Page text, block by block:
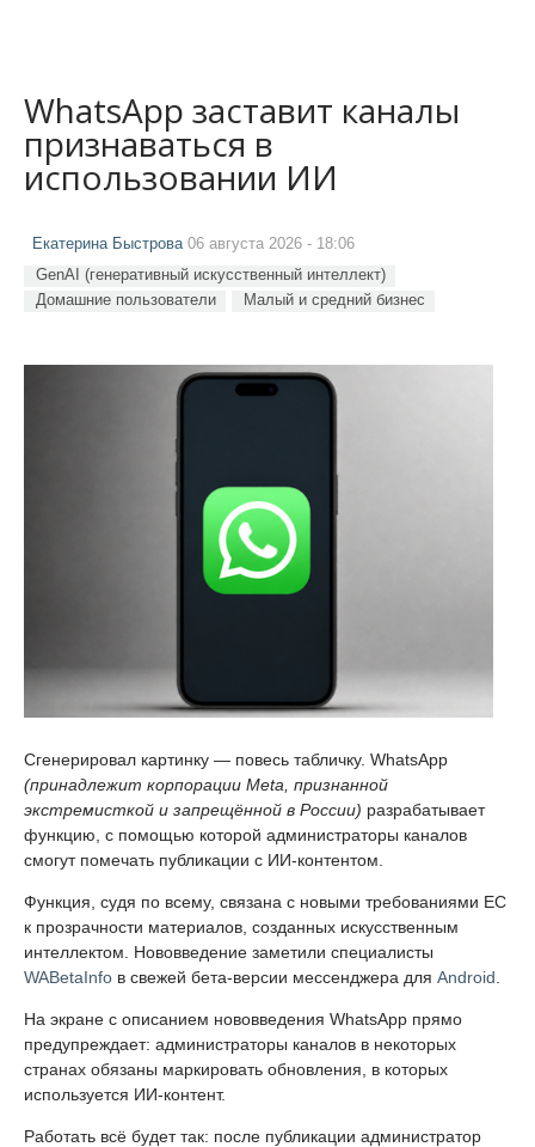
WhatsApp заставит каналы
признаваться в
использовании ИИ
Екатерина Быстрова06 августа 2026 - 18:06
GenAI (генеративный искусственный интеллект)
Домашние пользователи
Малый и средний бизнес
Сгенерировал картинку — повесь табличку. WhatsApp
(принадлежит корпорации Meta, признанной
экстремисткой и запрещённой в России) разрабатывает
функцию, с помощью которой администраторы каналов
смогут помечать публикации с ИИ-контентом.
Функция, судя по всему, связана с новыми требованиями ЕС
к прозрачности материалов, созданных искусственным
интеллектом. Нововведение заметили специалисты
WABetaInfo в свежей бета-версии мессенджера для Android
На экране с описанием нововведения WhatsApp прямо
предупреждает: администраторы каналов в некоторых
странах обязаны маркировать обновления, в которых
используется ИИ-контент.
Работать всё будет так: после публикации администратор